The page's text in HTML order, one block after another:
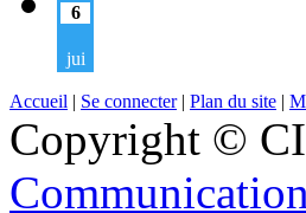
6
jui
Accueil | Se connecter| Plan du site |
Copyright ©
Communication